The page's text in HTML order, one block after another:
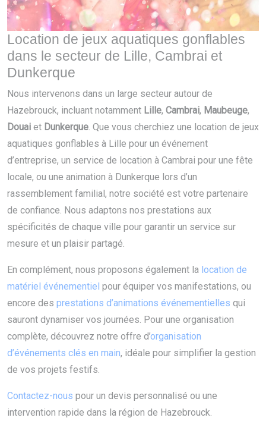
Location de jeux aquatiques gonflables
dans le secteur de Lille, Cambrai et
Dunkerque
Nous intervenons dans un large secteur autour de
Hazebrouck, incluant notamment Lille, Cambrai, Maubeuge,
Douai et Dunkerque. Que vous cherchiez une location de jeux
aquatiques gonflables à Lille pour un événement
d’entreprise, un service de location à Cambrai pour une fête
locale, ou une animation à Dunkerque lors d’un
rassemblement familial, notre société est votre partenaire
de confiance. Nous adaptons nos prestations aux
spécificités de chaque ville pour garantir un service sur
mesure et un plaisir partagé.
En complément, nous proposons également la location de
matériel événementiel pour équiper vos manifestations, ou
encore des prestations d’animations événementielles qui
sauront dynamiser vos journées. Pour une organisation
complète, découvrez notre offre d’organisation
d’événements clés en main, idéale pour simplifier la gestion
de vos projets festifs.
Contactez-nous pour un devis personnalisé ou une
intervention rapide dans la région de Hazebrouck.